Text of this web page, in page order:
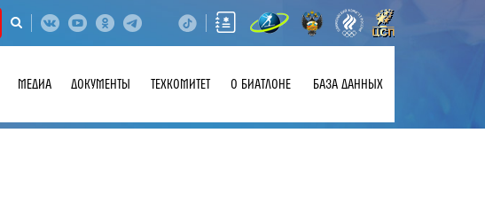
МЕДИА ДОКУМЕНТЫ ТЕХКОМИТЕТ О БИАТЛОНЕ БАЗА ДАННЫХ